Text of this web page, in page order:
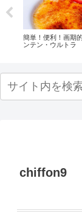
簡単！便利！画期
ンテン・ウルトラ
chiffon9